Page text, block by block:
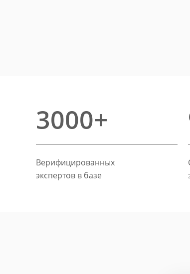
3000+
Верифицированных
экспертов в базе